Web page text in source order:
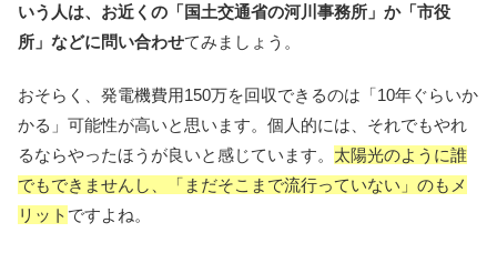
いう人は、お近くの「国土交通省の河川事務所」か「市役
所」などに問い合わせてみましょう。
おそらく、発電機費用150万を回収できるのは「10年ぐらいか
かる」可能性が高いと思います。個人的には、それでもやれ
るならやったほうが良いと感じています。 太陽光のように誰
でもできませんし、「まだそこまで流行っていない」のもメ
リット ですよね。